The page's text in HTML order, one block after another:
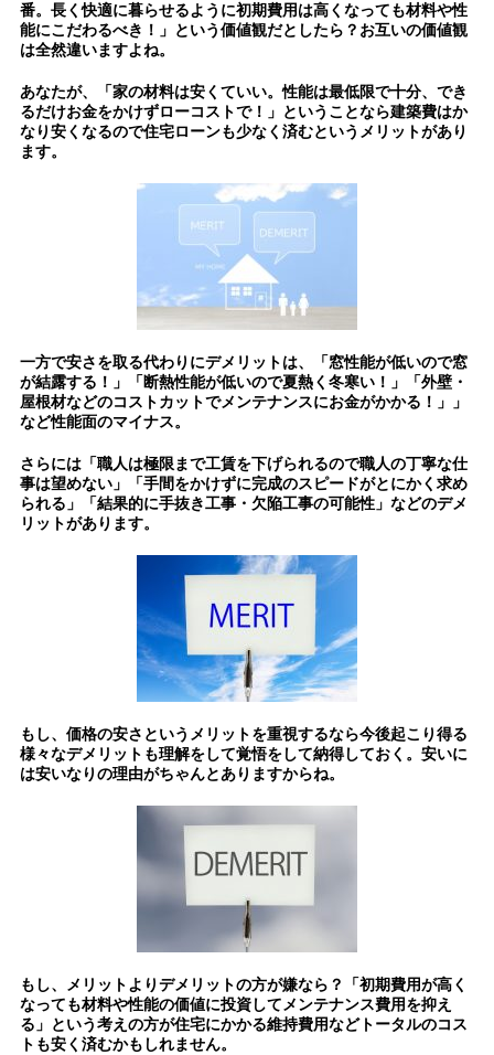
番。長く快適に暮らせるように初期費用は高くなっても材料や性
能にこだわるべき！」という価値観だとしたら？お互いの価値観
は全然違いますよね。
あなたが、「家の材料は安くていい。性能は最低限で十分、でき
るだけお金をかけずローコストで！」ということなら建築費はか
なり安くなるので住宅ローンも少なく済むというメリットがあり
ます。
一方で安さを取る代わりにデメリットは、「窓性能が低いので窓
が結露する！」「断熱性能が低いので夏熱く冬寒い！」「外壁・
屋根材などのコストカットでメンテナンスにお金がかかる！」」
など性能面のマイナス。
さらには「職人は極限まで工賃を下げられるので職人の丁寧な仕
事は望めない」「手間をかけずに完成のスピードがとにかく求め
られる」「結果的に手抜き工事・欠陥工事の可能性」などのデメ
リットがあります。
もし、価格の安さというメリットを重視するなら今後起こり得る
様々なデメリットも理解をして覚悟をして納得しておく。安いに
は安いなりの理由がちゃんとありますからね。
もし、メリットよりデメリットの方が嫌なら？「初期費用が高く
なっても材料や性能の価値に投資してメンテナンス費用を抑え
る」 という考えの方が住宅にかかる維持費用などトータルのコス
トも安く済むかもしれません。